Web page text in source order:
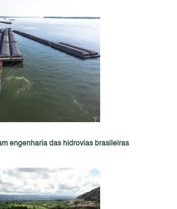
engenharia das hidrovias brasileiras